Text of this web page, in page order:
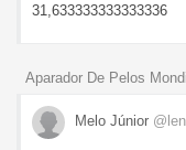
31,633333333333336
Aparador De Pelos
Melo Júnior